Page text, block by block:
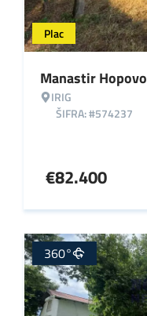
Plac
Manastir Hopovo
IRIG
ŠIFRA: #574237
€82.400
360°